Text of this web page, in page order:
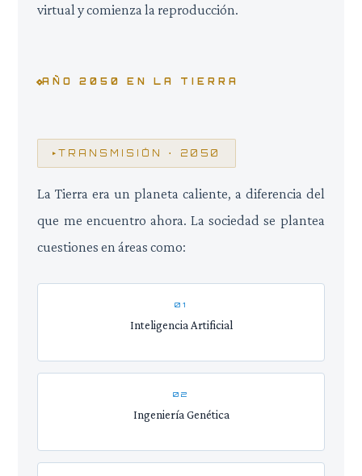
virtual y comienza la reproducción.
AÑO 2050 EN LA TIERRA
TRANSMISIÓN · 2050
La Tierra era un planeta caliente, a diferencia del
que me encuentro ahora. La sociedad se plantea
cuestiones en áreas como:
01
Inteligencia Artificial
02
Ingeniería Genética